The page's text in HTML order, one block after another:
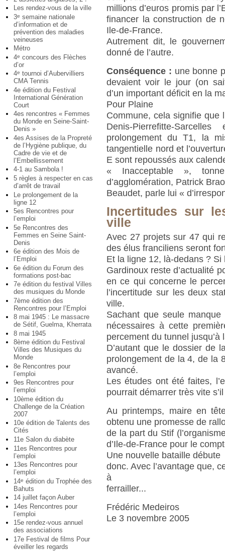
Les rendez-vous de la ville
3e semaine nationale
d’information et de
prévention des maladies
veineuses
Métro
4e concours des Flèches
d’or
4e tournoi d’Aubervilliers
CMA Tennis
4e édition du Festival
International Génération
Court
4es rencontres « Femmes
du Monde en Seine-Saint-
Denis »
4es Assises de la Propreté
de l’Hygiène publique, du
Cadre de vie et de
l’Embellissement
4-1 au Sambola !
5 règles à respecter en cas
d’arrêt de travail
Le prolongement de la
ligne 12
5es Rencontres pour
l’emploi
5e Rencontres des
Femmes en Seine Saint-
Denis
6e édition des Mois de
l’Emploi
6e édition du Forum des
formations post-bac
7e édition du festival Villes
des musiques du Monde
7ème édition des
Rencontres pour l’Emploi
8 mai 1945 : Le massacre
de Sétif, Guelma, Kherrata
8 mai 1945
8ème édition du Festival
Villes des Musiques du
Monde
8e Rencontres pour
l’emploi
9es Rencontres pour
l’emploi
10ème édition du
Challenge de la Création
2007
10e édition de Talents des
Cités
11e Salon du diabète
11es Rencontres pour
l’emploi
13es Rencontres pour
l’emploi
14e édition du Trophée des
Bahuts
14 juillet façon Auber
14es Rencontres pour
l’emploi
15e rendez-vous annuel
des associations
17e Festival de films Pour
éveiller les regards
millions d’euros promis par
financer la construction de
Ile-de-France.
Autrement dit, le
donné de l’autre.
Conséquence : une bonne
devaient voir le jour (on
d’un important déficit en la
Pour Plaine
Commune, cela signifie que
Denis-Pierrefitte-
prolongement du T1, la
tangentielle nord et
E sont repoussés aux
« Inacceptable »,
d’agglomération, Patrick
Beaudet, parle lui «
Incertitudes sur
ville
Avec 27 projets sur 47 qui
des élus franciliens seront
Et la ligne 12, là-dedans ? Si
Gardinoux reste d’actualité
en ce qui concerne le
l’incertitude sur les deux
ville.
Sachant que seule
nécessaires à cette
percement du tunnel
D’autant que le dossier de
prolongement de la 4, de la
avancé.
Les études ont été faites,
pourrait démarrer très vite
Au printemps, maire en
obtenu une promesse de
de la part du Stif
d’Ile-de-France pour le
Une nouvelle bataille débute
donc. Avec l’avantage que,
à
ferrailler...
Frédéric Medeiros
Le 3 novembre 2005